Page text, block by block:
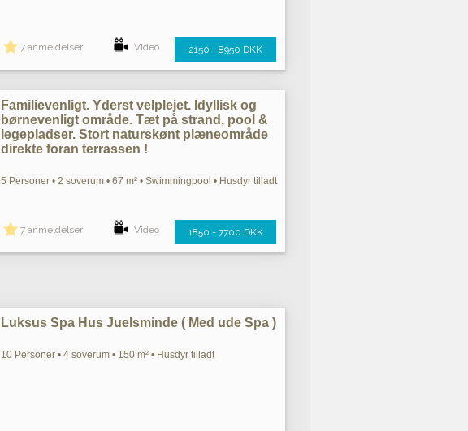
7 anmeldelser Video 2150 - 8950 DKK
Familievenligt. Yderst velplejet. Idyllisk og
børnevenligt område. Tæt på strand, pool &
legepladser. Stort naturskønt plæneområde
direkte foran terrassen !
5 Personer • 2 soverum • 67 m² • Swimmingpool • Husdyr tilladt
7 anmeldelser Video 1850 - 7700 DKK
Luksus Spa Hus Juelsminde ( Med ude Spa )
10 Personer • 4 soverum • 150 m² • Husdyr tilladt